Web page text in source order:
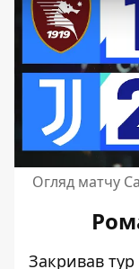
Огляд матчу
Закривав